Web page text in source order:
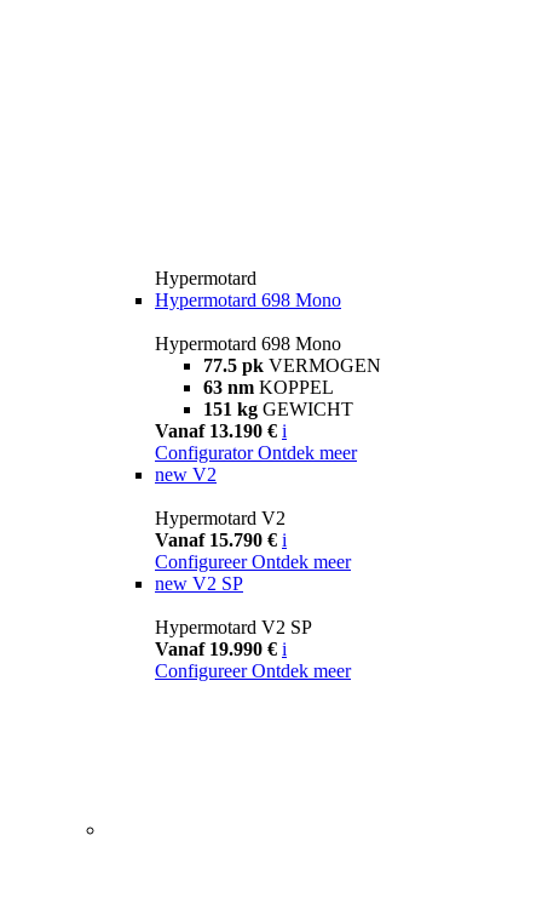
Hypermotard
Hypermotard 698 Mono
Hypermotard 698 Mono
77.5 pk VERMOGEN
63 nm KOPPEL
151 kg GEWICHT
Vanaf 13.190 € i
Configurator Ontdek meer
new V2
Hypermotard V2
Vanaf 15.790 € i
Configureer Ontdek meer
new V2 SP
Hypermotard V2 SP
Vanaf 19.990 € i
Configureer Ontdek meer